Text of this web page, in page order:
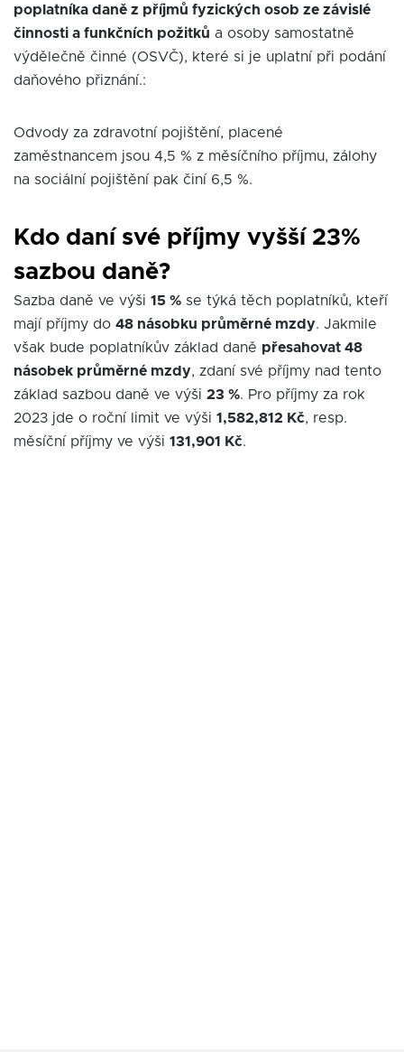
poplatníka daně z příjmů fyzických osob ze závislé
činnosti a funkčních požitků a osoby samostatně
výdělečně činné (OSVČ), které si je uplatní při podání
daňového přiznání.:
Odvody za zdravotní pojištění, placené
zaměstnancem jsou 4,5 % z měsíčního příjmu, zálohy
na sociální pojištění pak činí 6,5 %.
Kdo daní své příjmy vyšší 23%
sazbou daně?
Sazba daně ve výši 15 % se týká těch poplatníků, kteří
mají příjmy do 48 násobku průměrné mzdy. Jakmile
však bude poplatníkův základ daně přesahovat 48
násobek průměrné mzdy, zdaní své příjmy nad tento
základ sazbou daně ve výši 23 %. Pro příjmy za rok
2023 jde o roční limit ve výši 1,582,812 Kč, resp.
měsíční příjmy ve výši 131,901 Kč.